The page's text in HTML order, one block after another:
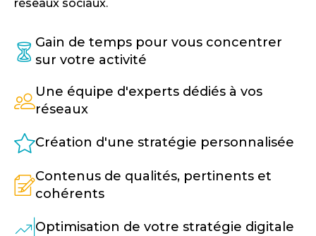
réseaux sociaux.
Gain de temps pour vous concentrer
sur votre activité
Une équipe d'experts dédiés à vos
réseaux
Création d'une stratégie personnalisée
Contenus de qualités, pertinents et
cohérents
Optimisation de votre stratégie digitale